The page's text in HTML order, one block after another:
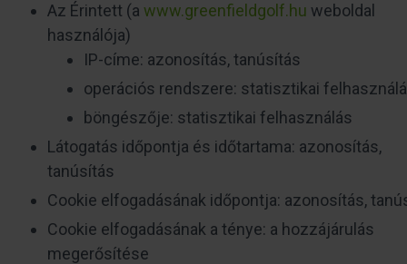
Az Érintett (a www.greenfieldgolf.hu weboldal
használója)
IP-címe: azonosítás, tanúsítás
operációs rendszere: statisztikai
böngészője: statisztikai felhasználás
Látogatás időpontja és időtartama: azonosítás,
tanúsítás
Cookie elfogadásának időpontja: azonosítás,
Cookie elfogadásának a ténye: a hozzájárulás
megerősítése